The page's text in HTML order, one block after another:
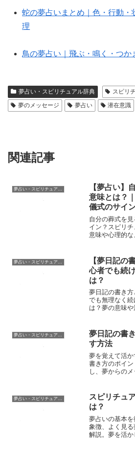
蛇の夢占いまとめ｜色・行動・
理
鳥の夢占い｜飛ぶ・鳴く・つか
夢占い・スピリチュアル辞典 スピリ
夢のメッセージ
夢占い 潜在意識
関連記事
【夢占い】
意味とは？
儀式のサイ
自分の葬式を
イン？スピリ
意味や心理的な
【夢日記の
心者でも続
は？
夢日記の書き
でも無理なく
は？夢の意味や
夢占い・スピリチュアル辞典
夢日記の書
す方法
夢を覚えて活か
書き方のポイ
し、夢からのメ
スピリチュ
は？
夢占いの基本
象徴、よく見る
解説。夢を活か